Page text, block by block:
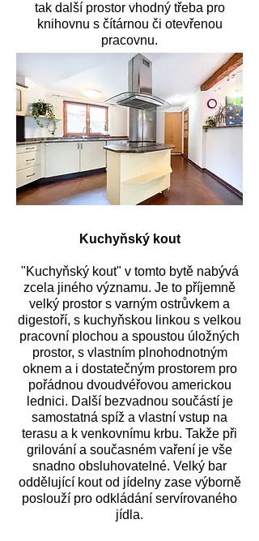
tak další prostor vhodný třeba pro
knihovnu s čítárnou či otevřenou
pracovnu.
Kuchyňský kout
"Kuchyňský kout" v tomto bytě nabývá
zcela jiného významu. Je to příjemně
velký prostor s varným ostrůvkem a
digestoří, s kuchyňskou linkou s velkou
pracovní plochou a spoustou úložných
prostor, s vlastním plnohodnotným
oknem a i dostatečným prostorem pro
pořádnou dvoudvéřovou americkou
lednici. Další bezvadnou součástí je
samostatná spíž a vlastní vstup na
terasu a k venkovnímu krbu. Takže při
grilování a současném vaření je vše
snadno obsluhovatelné. Velký bar
oddělující kout od jídelny zase výborně
poslouží pro odkládání servírovaného
jídla.